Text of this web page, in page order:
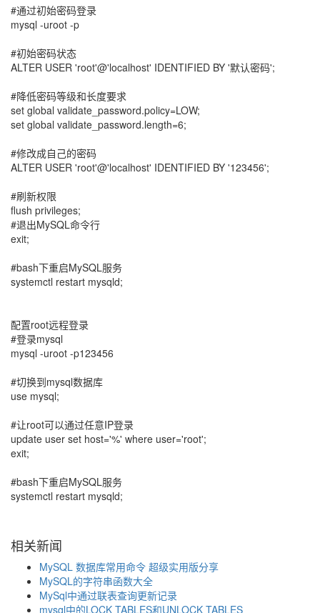
#通过初始密码登录
mysql -uroot -p
#初始密码状态
ALTER USER 'root'@'localhost' IDENTIFIED BY '默认密码';
#降低密码等级和长度要求
set global validate_password.policy=LOW;
set global validate_password.length=6;
#修改成自己的密码
ALTER USER 'root'@'localhost' IDENTIFIED BY '123456';
#刷新权限
flush privileges;
#退出MySQL命令行
exit;
#bash下重启MySQL服务
systemctl restart mysqld;
配置root远程登录
#登录mysql
mysql -uroot -p123456
#切换到mysql数据库
use mysql;
#让root可以通过任意IP登录
update user set host='%' where user='root';
exit;
#bash下重启MySQL服务
systemctl restart mysqld;
相关新闻
MySQL 数据库常用命令 超级实用版分享
MySQL的字符串函数大全
MySql中通过联表查询更新记录
mysql中的LOCK TABLES和UNLOCK TABLES